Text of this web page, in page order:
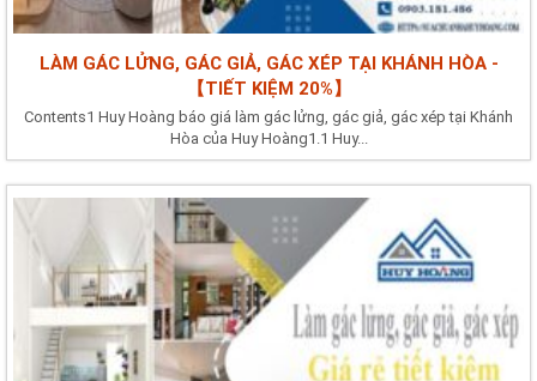
LÀM GÁC LỬNG, GÁC GIẢ, GÁC XÉP TẠI KHÁNH HÒA -
【TIẾT KIỆM 20%】
Contents1 Huy Hoàng báo giá làm gác lửng, gác giả, gác xép tại Khánh
Hòa của Huy Hoàng1.1 Huy...